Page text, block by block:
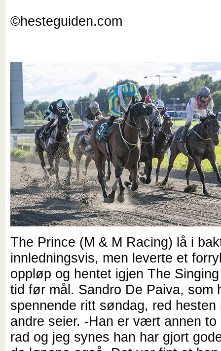
©hesteguiden.com
The Prince (M & M Racing) lå i
innledningsvis, men leverte et
oppløp og hentet igjen The
tid før mål. Sandro De Paiva, som
spennende ritt søndag, red hesten
andre seier. -Han er vært annen to
rad og jeg synes han har gjort